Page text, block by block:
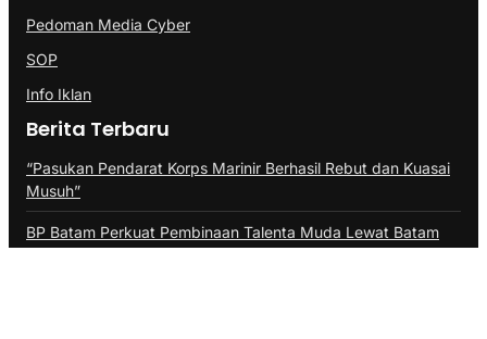
Pedoman Media Cyber
SOP
Info Iklan
Berita Terbaru
“Pasukan Pendarat Korps Marinir Berhasil Rebut dan Kuasai
Musuh”
BP Batam Perkuat Pembinaan Talenta Muda Lewat Batam